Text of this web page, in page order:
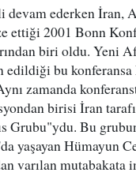
devam ederken İran,
ettiği 2001 Bonn
biri oldu. Yeni
bu konferansa
zamanda
birisi İran
Grubu"ydu. Bu
yaşayan Hümayun
varılan mutabakata